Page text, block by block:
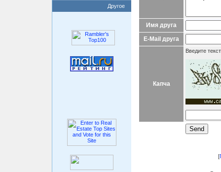
Другое
Имя друга
E-Mail друга
Капча
Введите
[